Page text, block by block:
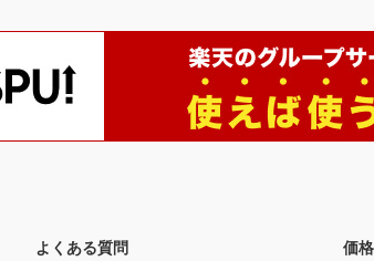
よくある質問 価